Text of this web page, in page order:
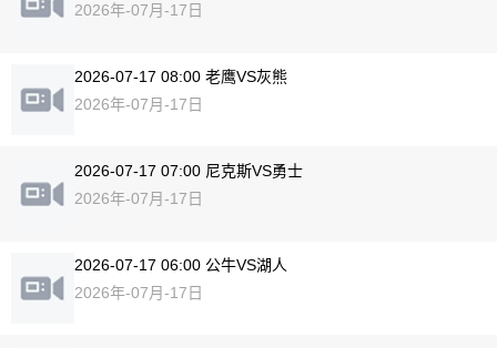
2026年-07月-17日
2026-07-17 08:00 老鹰VS灰熊
2026年-07月-17日
2026-07-17 07:00 尼克斯VS勇士
2026年-07月-17日
2026-07-17 06:00 公牛VS湖人
2026年-07月-17日